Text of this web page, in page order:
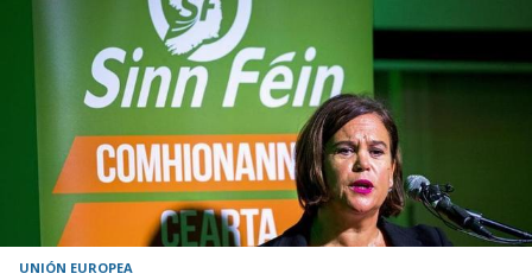
UNIÓN EUROPEA